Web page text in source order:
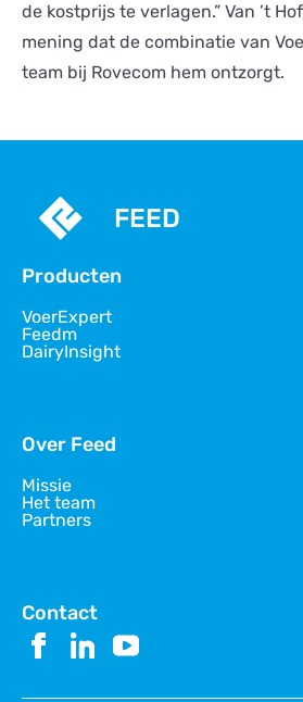
de kostprijs te verlagen.” Van ’t
mening dat de combinatie van
team bij Rovecom hem ontzorgt.
FEED
Producten
VoerExpert
Feedm
DairyInsight
Over Feed
Missie
Het team
Partners
Contact